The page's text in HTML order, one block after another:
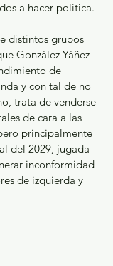
a hacer política.
distintos grupos
González Yáñez
de
y con tal de no
trata de venderse
de cara a las
principalmente
del 2029, jugada
inconformidad
de izquierda y